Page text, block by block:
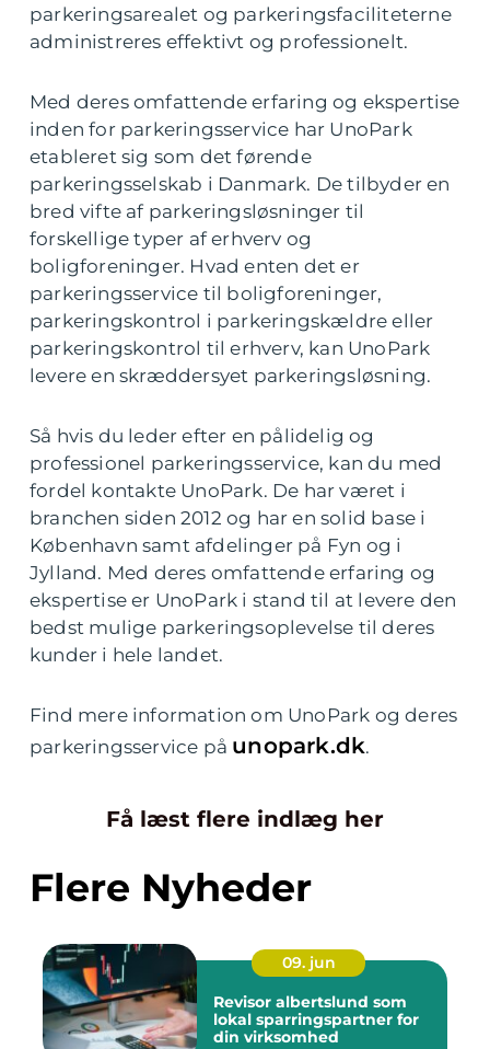
parkeringsarealet og parkeringsfaciliteterne
administreres effektivt og professionelt.
Med deres omfattende erfaring og ekspertise
inden for parkeringsservice har UnoPark
etableret sig som det førende
parkeringsselskab i Danmark. De tilbyder en
bred vifte af parkeringsløsninger til
forskellige typer af erhverv og
boligforeninger. Hvad enten det er
parkeringsservice til boligforeninger,
parkeringskontrol i parkeringskældre eller
parkeringskontrol til erhverv, kan UnoPark
levere en skræddersyet parkeringsløsning.
Så hvis du leder efter en pålidelig og
professionel parkeringsservice, kan du med
fordel kontakte UnoPark. De har været i
branchen siden 2012 og har en solid base i
København samt afdelinger på Fyn og i
Jylland. Med deres omfattende erfaring og
ekspertise er UnoPark i stand til at levere den
bedst mulige parkeringsoplevelse til deres
kunder i hele landet.
Find mere information om UnoPark og deres
parkeringsservice på unopark.dk.
Få læst flere indlæg her
Flere Nyheder
09. jun
Revisor albertslund som
lokal sparringspartner for
din virksomhed